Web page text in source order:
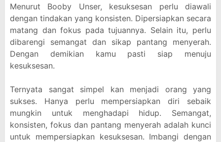
Menurut Booby Unser, kesuksesan perlu diawali
dengan tindakan yang konsisten. Dipersiapkan secara
matang dan fokus pada tujuannya. Selain itu, perlu
dibarengi semangat dan sikap pantang menyerah.
Dengan demikian kamu pasti siap menuju
kesuksesan.
Ternyata sangat simpel kan menjadi orang yang
sukses. Hanya perlu mempersiapkan diri sebaik
mungkin untuk menghadapi hidup. Semangat,
konsisten, fokus dan pantang menyerah adalah kunci
untuk mempersiapkan kesuksesan. Imbangi dengan